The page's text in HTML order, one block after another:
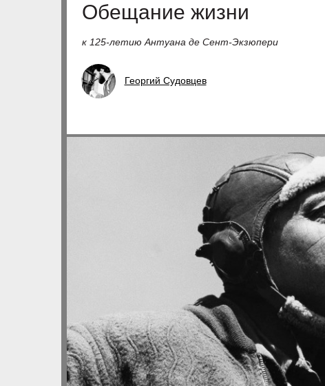
Обещание жизни
к 125-летию Антуана де Сент-Экзюпери
Георгий Судовцев